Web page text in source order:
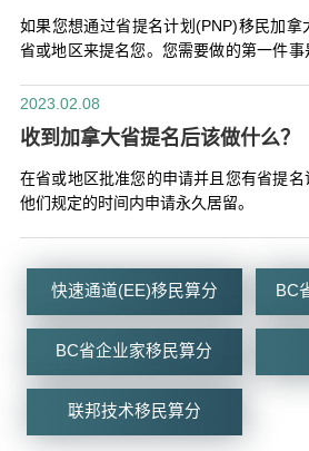
如果您想通过省提名计划(PNP)移民加
省或地区来提名您。您需要做的第一件事
2023.02.08
收到加拿大省提名后该做什么？
在省或地区批准您的申请并且您有省提
他们规定的时间内申请永久居留。
快速通道(EE)移民算分 BC
BC省企业家移民算分
联邦技术移民算分